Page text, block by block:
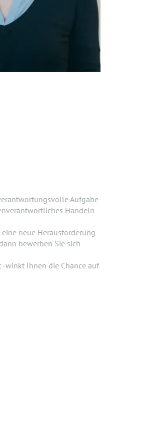
Aufgabe
Handeln
neue Herausforderung
bewerben Sie sich
-winkt Ihnen die Chance auf